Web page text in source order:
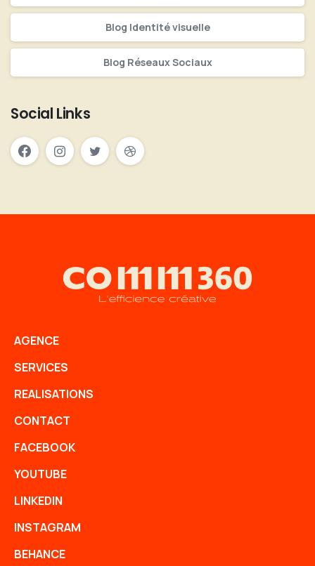
Blog Identité visuelle
Blog Réseaux Sociaux
Social Links
AGENCE
SERVICES
REALISATIONS
CONTACT
FACEBOOK
YOUTUBE
LINKEDIN
INSTAGRAM
BEHANCE